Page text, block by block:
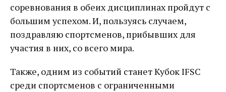
соревнования в обеих дисциплинах пройдут с
большим успехом. И, пользуясь случаем,
поздравляю спортсменов, прибывших для
участия в них, со всего мира.
Также, одним из событий станет Кубок IFSC
среди спортсменов с ограниченными